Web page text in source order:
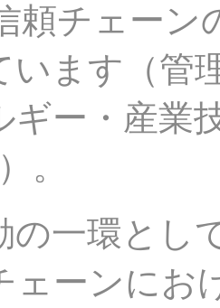
頼チェー
います（管
ギー・産業
。
の一環とし
ェーンにお